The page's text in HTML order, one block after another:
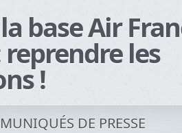
base Air
les
!
DE PRESSE